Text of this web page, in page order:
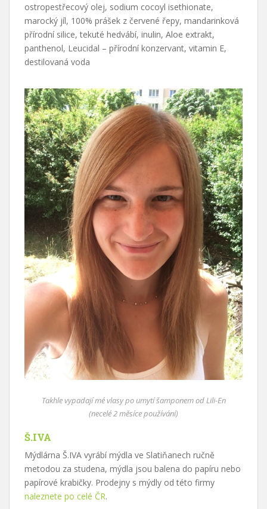
ostropestřecový olej, sodium cocoyl isethionate,
marocký jíl, 100% prášek z červené řepy, mandarinková
přírodní silice, tekuté hedvábí, inulin, Aloe extrakt,
panthenol, Leucidal – přírodní konzervant, vitamin E,
destilovaná voda
Takhle vypadají mé vlasy po umytí šamponem od Lili-En
(necelé 2 měsíce používání)
Š.IVA
Mýdlárna Š.IVA vyrábí mýdla ve Slatiňanech ručně
metodou za studena, mýdla jsou balena do papíru nebo
papírové krabičky. Prodejny s mýdly od této firmy
naleznete po celé ČR.